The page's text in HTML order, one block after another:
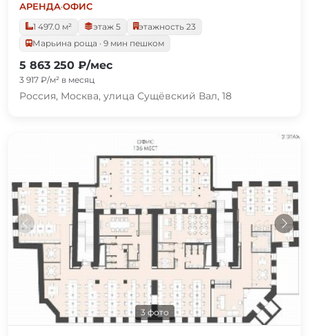
АРЕНДА·ОФИС
1 497.0 м²
этаж 5
этажность 23
Марьина роща · 9 мин пешком
5 863 250 ₽/мес
3 917 ₽/м² в месяц
Россия, Москва, улица Сущёвский Вал, 18
3 фото